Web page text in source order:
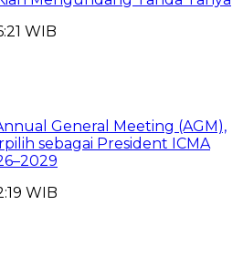
WIB
General Meeting (AGM),
sebagai President ICMA
WIB